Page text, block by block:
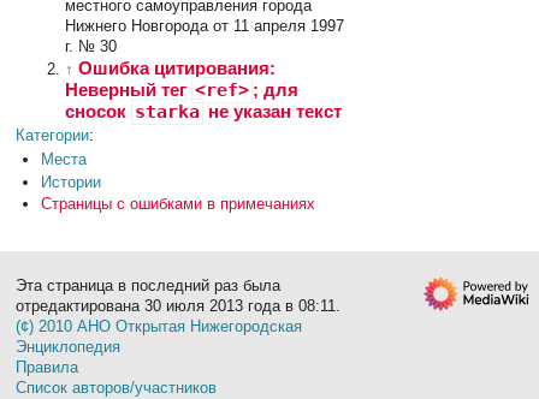
местного самоуправления города
Нижнего Новгорода от 11 апреля 1997
г. № 30
↑ Ошибка цитирования:
Неверный тег <ref> ; для
сносок starka не указан текст
Категории:
Места
Истории
Страницы с ошибками в примечаниях
Эта страница в последний раз была
отредактирована 30 июля 2013 года в 08:11.
(¢) 2010 АНО Открытая Нижегородская
Энциклопедия
Правила
Список авторов/участников